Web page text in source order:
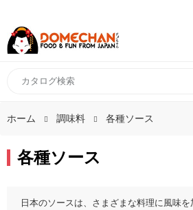
ホーム 調味料 各種ソース
各種ソース
日本のソースは、さまざまな料理に風味